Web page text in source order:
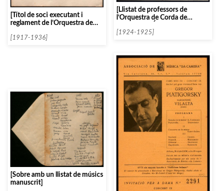
[Títol de soci executant i
reglament de l’Orquestra de
Càmera de Barcelona]
[1917-1936]
[Llistat de professors de
l’Orquestra de Corda de
Concerts]
[1924-1925]
[Sobre amb un llistat de músics
manuscrit]